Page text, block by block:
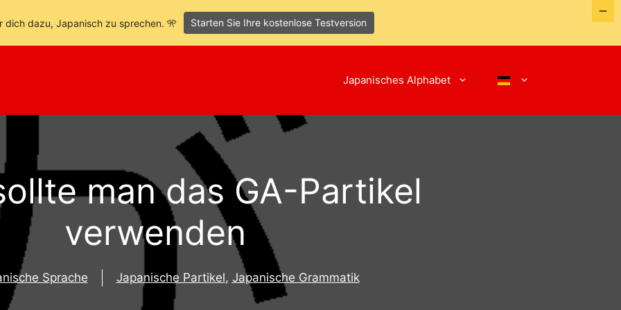
Japanisches Alphabet
man das GA-Partikel
verwenden
Sprache Japanische Partikel, Japanische Grammatik
dich dazu, Japanisch zu sprechen. 🎌 Starten Sie Ihre kostenlose Testversion